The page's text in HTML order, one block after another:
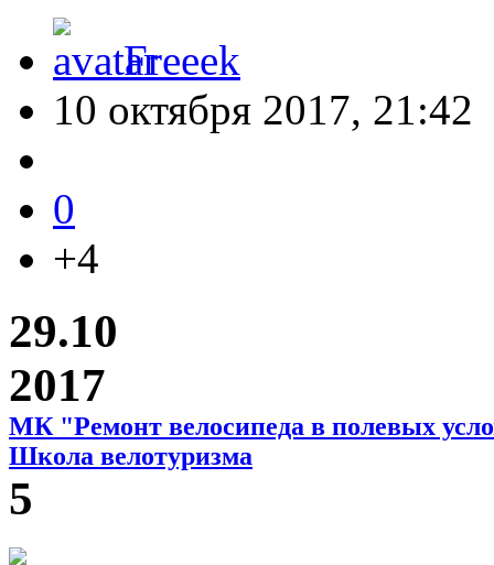
Freeek
10 октября 2017, 21:42
0
+4
29.10
2017
МК "Ремонт велосипеда в полевых
Школа велотуризма
5